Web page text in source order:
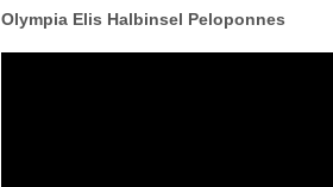
Olympia Elis Halbinsel Peloponnes